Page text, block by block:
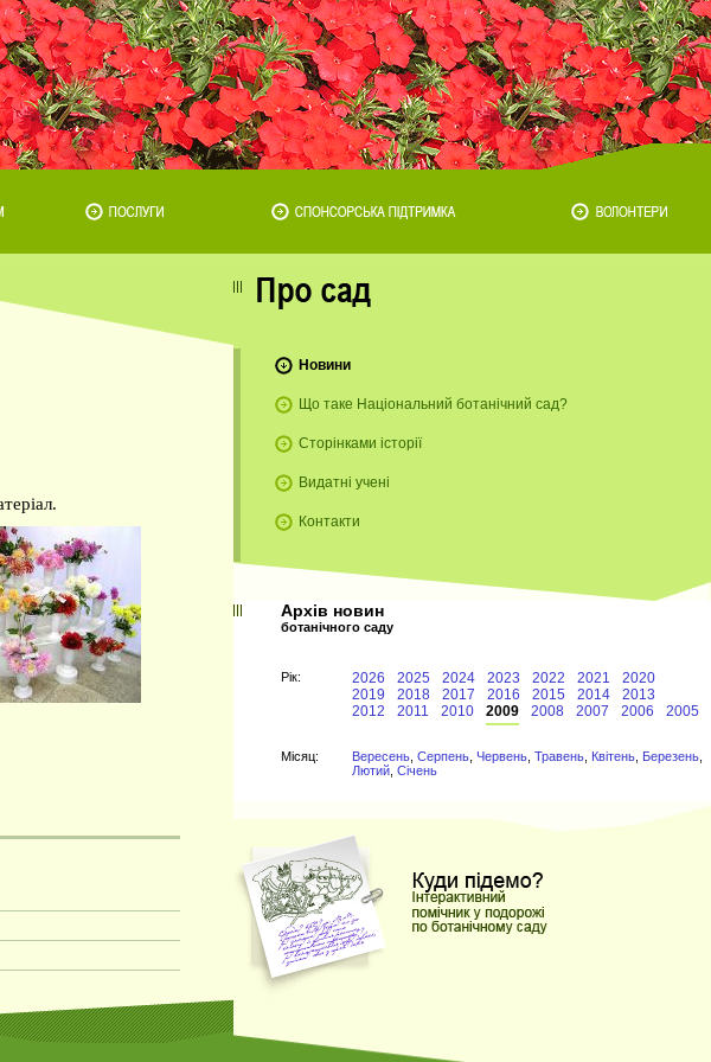
Новини
Що таке Національний ботанічний сад?
Сторінками історії
Видатні учені
Контакти
Архів новин
ботанічного саду
Рiк: 2026 2025 2024 2023 2022 2021
2020
2019
2018 2017 2016 2015 2014
2013
2012
2011 2010 2009 2008 2007 2006 2005
Мiсяц: Вересень Серпень Червень Травень Квітень Березень
Лютий Січень